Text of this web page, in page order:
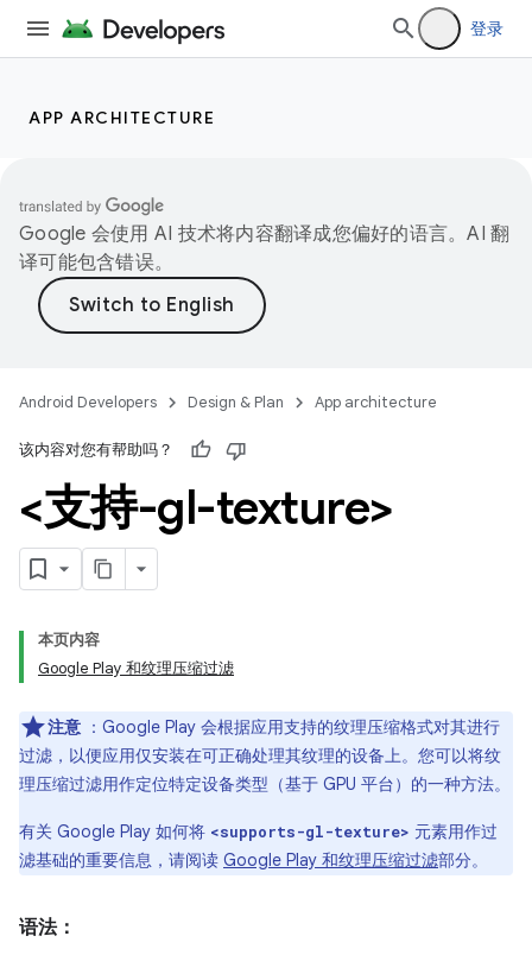
登录
APP ARCHITECTURE
Google 会使用 AI 技术将内容翻译成您偏好的语言。AI 翻
译可能包含错误。
Android Developers Design & Plan App architecture
该内容对您有帮助吗？
<支持-gl-texture>
本页内容
Google Play 和纹理压缩过滤
注意 ：Google Play 会根据应用支持的纹理压缩格式对其进行
过滤，以便应用仅安装在可正确处理其纹理的设备上。您可以将纹
理压缩过滤用作定位特定设备类型（基于 GPU 平台）的一种方法。
有关 Google Play 如何将 <supports-gl-texture> 元素用作过
滤基础的重要信息，请阅读 Google Play 和纹理压缩过滤部分。
语法：